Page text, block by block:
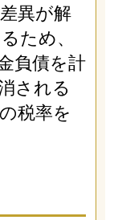
異が解
ため、
負債を計
される
税率を